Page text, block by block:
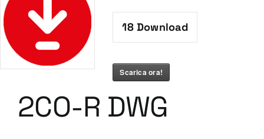
18Download
Scarica ora!
2CO-R DWG